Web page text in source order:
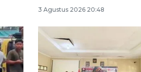
3 Agustus 2026 20:48
Dunia, Presiden: Terus
berbenah
18 jam lalu